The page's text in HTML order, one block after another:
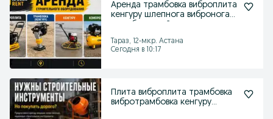
Аренда трамбовка виброплита
кенгуру шлепнога вибронога
Тараз, 12-мкр. Астана
Сегодня в 10:17
Плита виброплита трамбовка
вибротрамбовка кенгуру